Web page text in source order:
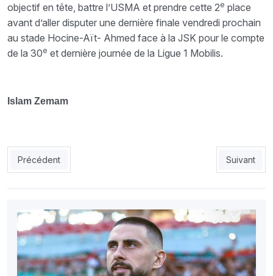
objectif en tête, battre l’USMA et prendre cette 2e place
avant d’aller disputer une dernière finale vendredi prochain
au stade Hocine-Aït- Ahmed face à la JSK pour le compte
de la 30e et dernière journée de la Ligue 1 Mobilis.
Islam Zemam
Article précédent : Tougaï : 1re offre du MCA à l’ES Tunis
Précédent Article
Suivant